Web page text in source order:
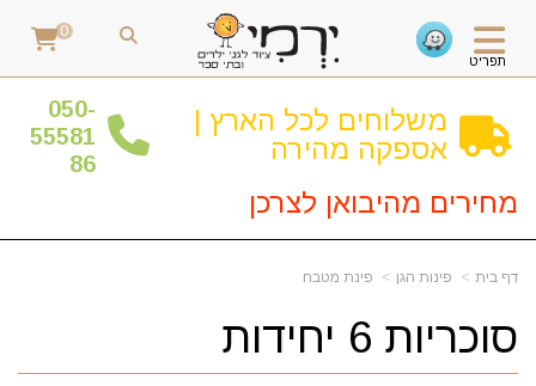
תפריט
0
משלוחים לכל הארץ |
אספקה מהירה
050-
55581
86
מחירים מהיבואן לצרכן
דף בית פינות הגן פינת מטבח
סוכריות 6 יחידות